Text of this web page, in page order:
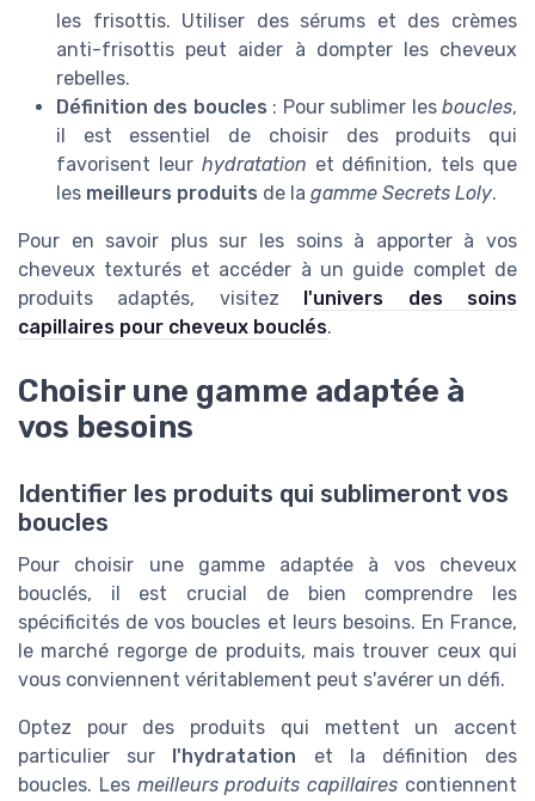
les frisottis. Utiliser des sérums et des crèmes
anti-frisottis peut aider à dompter les cheveux
rebelles.
Définition des boucles : Pour sublimer lesboucles,
il est essentiel de choisir des produits qui
favorisent leur hydratation et définition, tels que
les meilleurs produits de la gamme Secrets Loly.
Pour en savoir plus sur les soins à apporter à vos
cheveux texturés et accéder à un guide complet de
produits adaptés, visitez l'univers des soins
capillaires pour cheveux bouclés.
Choisir une gamme adaptée à
vos besoins
Identifier les produits qui sublimeront vos
boucles
Pour choisir une gamme adaptée à vos cheveux
bouclés, il est crucial de bien comprendre les
spécificités de vos boucles et leurs besoins. En France,
le marché regorge de produits, mais trouver ceux qui
vous conviennent véritablement peut s'avérer un défi.
Optez pour des produits qui mettent un accent
particulier sur
l'hydratation et la définition des
boucles. Les meilleurs produits capillaires contiennent